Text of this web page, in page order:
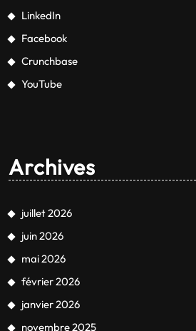
LinkedIn
Facebook
Crunchbase
YouTube
Archives
juillet 2026
juin 2026
mai 2026
février 2026
janvier 2026
novembre 2025